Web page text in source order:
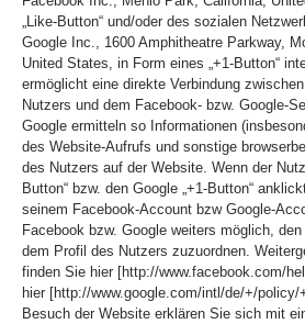
„Like-Button“ und/oder des sozialen
Google Inc., 1600 Amphitheatre Parkway,
United States, in Form eines „+1-Button“
ermöglicht eine direkte Verbindung
Nutzers und dem Facebook- bzw. Google-
Google ermitteln so Informationen
des Website-Aufrufs und sonstige
des Nutzers auf der Website. Wenn der
Button“ bzw. den Google „+1-Button“
seinem Facebook-Account bzw Google-
Facebook bzw. Google weiters möglich,
dem Profil des Nutzers zuzuordnen.
finden Sie hier [http://www.facebook.com/
hier [http://www.google.com/intl/de/+/
Besuch der Website erklären Sie sich mit